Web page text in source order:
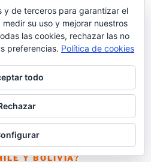
al máximolas horas en
con el bus nocturno haciaLa
más el tiempo! Te lo
???
: zona centro y la
ALOJAMIENTO
Y BOLIVIA?
y de terceros para garantizar el
su uso y mejorar nuestros
las cookies, rechazar las no
preferencias. Política de cookies
todo